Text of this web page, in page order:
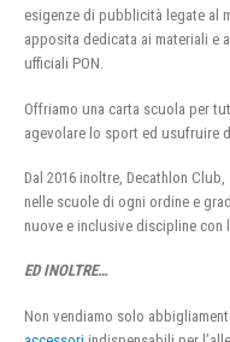
esigenze di pubblicità legate al
apposita dedicata ai materiali e
ufficiali PON.
Offriamo una carta scuola per
agevolare lo sport ed usufruire
Dal 2016 inoltre, Decathlon
nelle scuole di ogni ordine e
nuove e inclusive discipline con
ED INOLTRE…
Non vendiamo solo